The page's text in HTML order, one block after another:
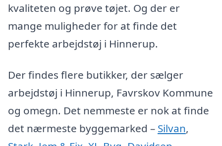
kvaliteten og prøve tøjet. Og der er
mange muligheder for at finde det
perfekte arbejdstøj i Hinnerup.
Der findes flere butikker, der sælger
arbejdstøj i Hinnerup, Favrskov Kommune
og omegn. Det nemmeste er nok at finde
det nærmeste byggemarked – Silvan,